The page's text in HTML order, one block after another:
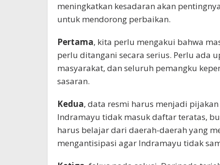
meningkatkan kesadaran akan
untuk mendorong perbaikan.
Pertama, kita perlu mengakui bahwa
perlu ditangani secara serius. Perlu ada
masyarakat, dan seluruh pemangku
sasaran.
Kedua, data resmi harus menjadi
Indramayu tidak masuk daftar teratas,
harus belajar dari daerah-daerah yang
mengantisipasi agar Indramayu tidak